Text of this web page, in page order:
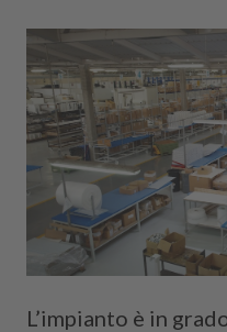
L’impianto è in